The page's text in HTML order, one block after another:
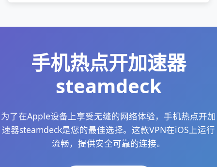
手机热点开加速器
steamdeck
为了在Apple设备上享受无缝的网络体验，手机热点开加
速器steamdeck是您的最佳选择。这款VPN在iOS上运行
流畅，提供安全可靠的连接。